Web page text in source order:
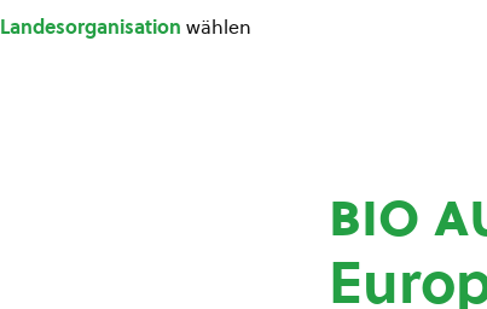
Landesorganisation wählen
bio